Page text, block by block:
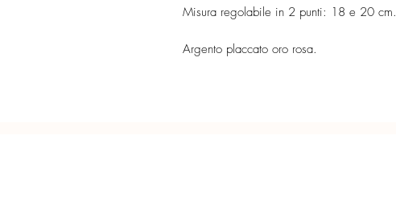
Misura regolabile in 2 punti: 18 e 20 cm.
Argento placcato oro rosa.